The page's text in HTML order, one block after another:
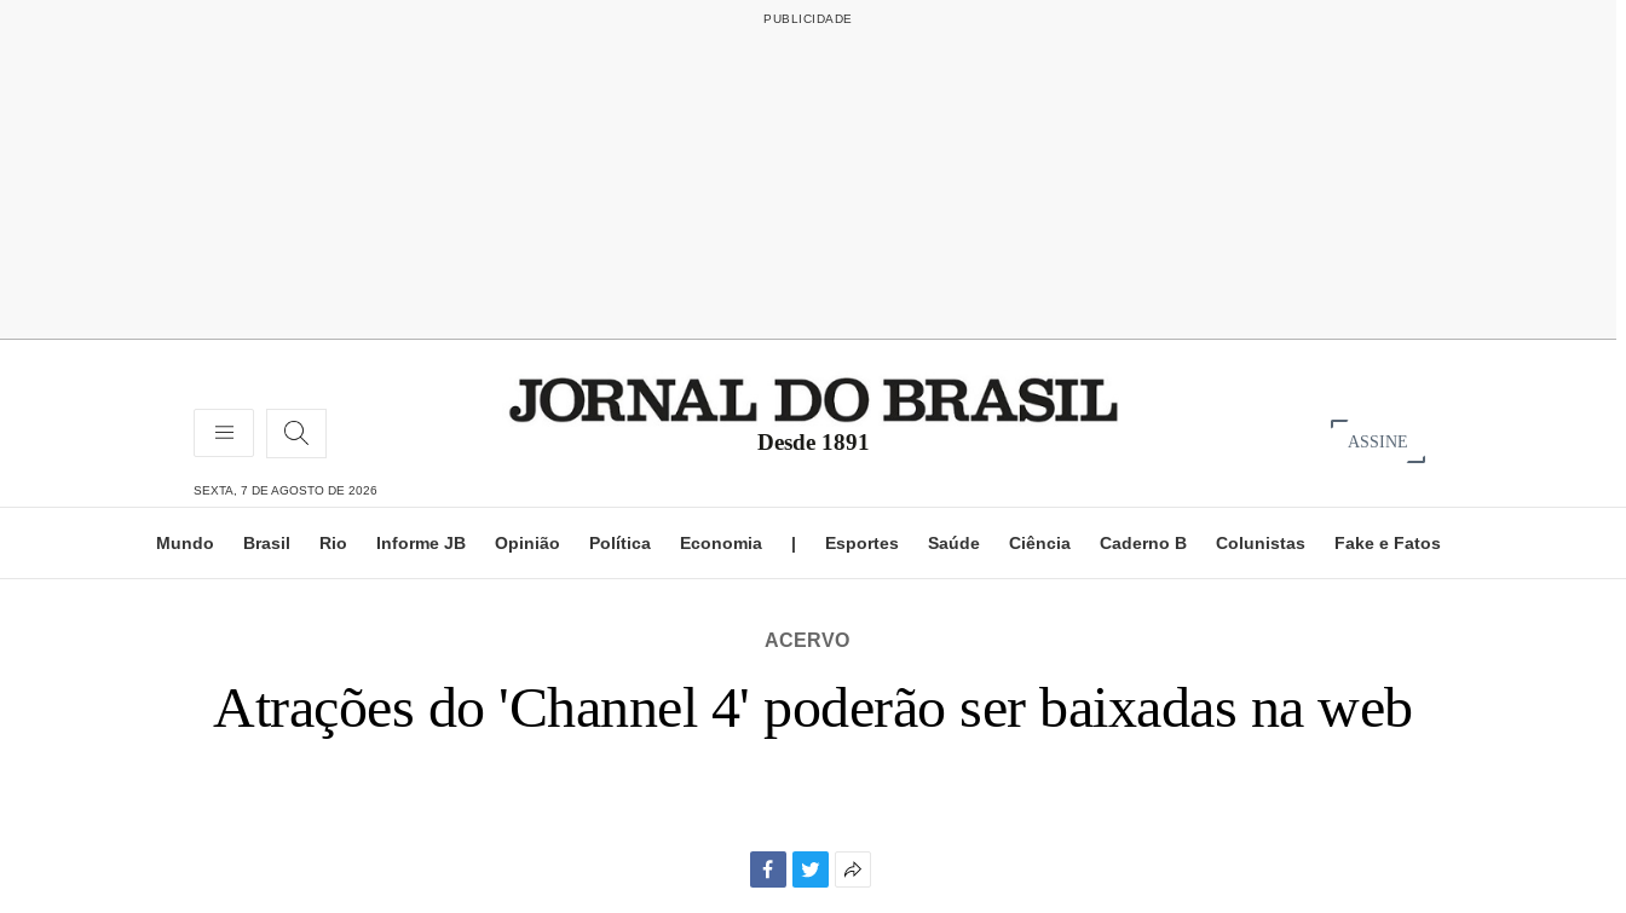
Desde 1891 ASSINE
SEXTA, 7 DE AGOSTO DE 2026
Mundo Brasil Rio Informe JB Opinião Política Economia | Esportes Saúde Ciência Caderno B Colunistas Fake e Fatos
ACERVO
Atrações do 'Channel 4' poderão ser baixadas na web